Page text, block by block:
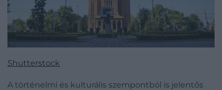
Shutterstock
A történelmi és kulturális szempontból is jelentős